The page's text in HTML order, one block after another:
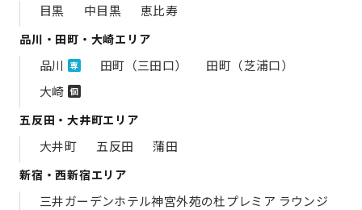
目黒 中目黒 恵比寿
品川・田町・大崎エリア
品川 専 田町（三田口）
田町（芝浦口）
大崎 個
五反田・大井町エリア
大井町 五反田 蒲田
新宿・西新宿エリア
三井ガーデンホテル神宮外苑の​杜プレミア ラウンジ